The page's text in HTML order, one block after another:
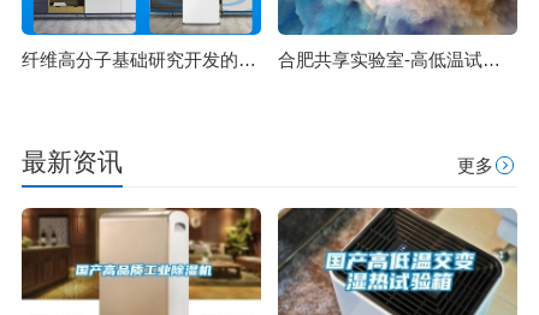
纤维高分子基础研究开发的实施 合肥共享实验室-高低温试验箱的注意使用
最新资讯 更多